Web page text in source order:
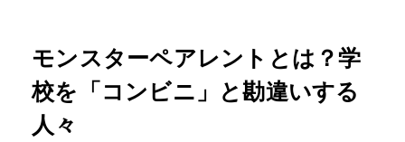
モンスターペアレントとは？学
校を「コンビニ」と勘違いする
人々